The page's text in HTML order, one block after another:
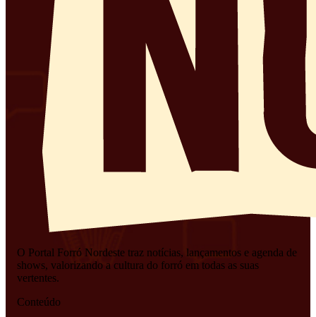
O Portal Forró Nordeste traz notícias, lançamentos e agenda de
shows, valorizando a cultura do forró em todas as suas
vertentes.
Conteúdo